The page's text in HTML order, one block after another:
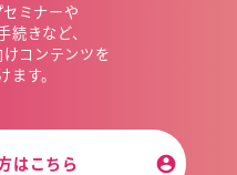
ミナーや
続きなど、
コンテンツを
ます。
はこちら